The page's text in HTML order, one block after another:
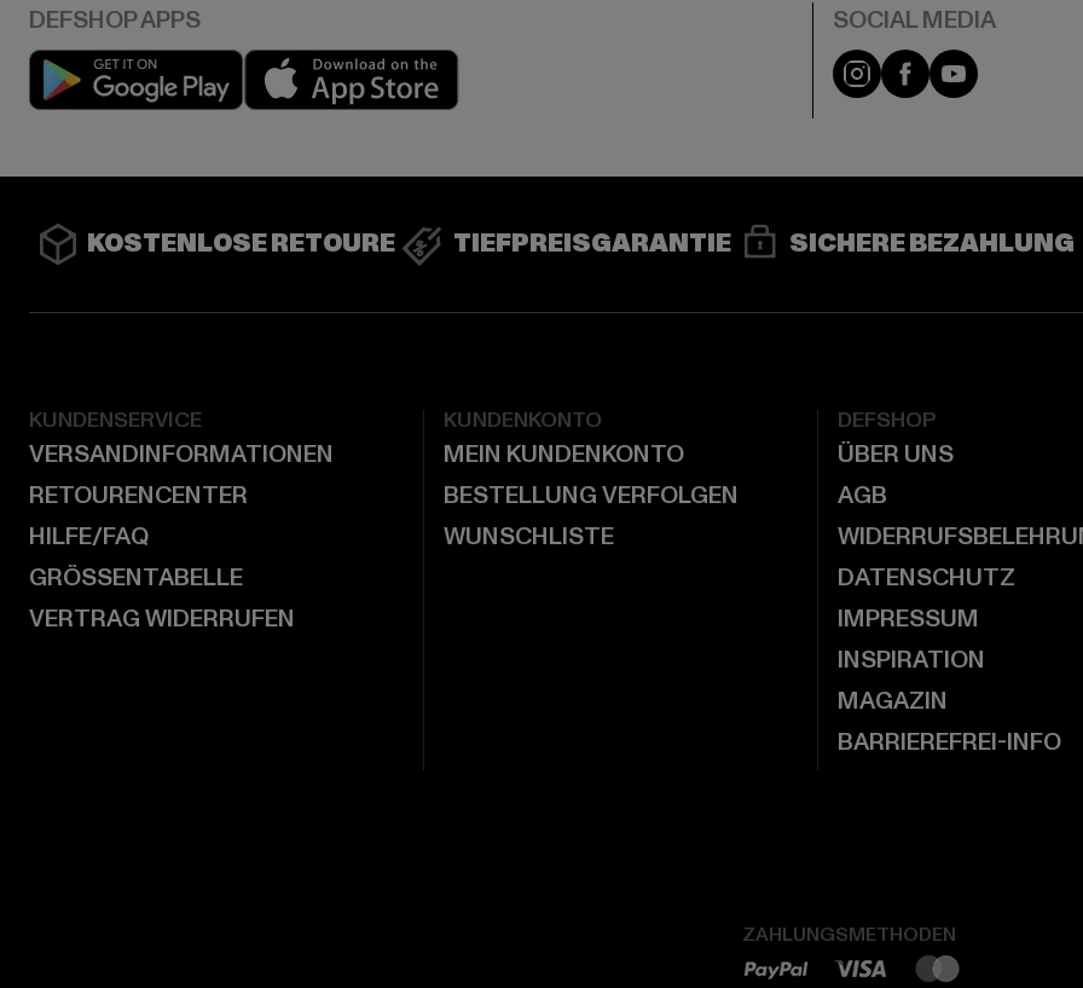
Play market Instagram
FacebookYouTube
KOSTENLOSE RETOURE TIEFPREISGARANTIE SICHERE BEZAHLUNG
KUNDENSERVICE
VERSANDINFORMATIONEN
RETOURENCENTER
HILFE/FAQ
GRÖSSENTABELLE
VERTRAG WIDERRUFEN
KUNDENKONTO
MEIN KUNDENKONTO
BESTELLUNG VERFOLGEN
WUNSCHLISTE
DEFSHOP
ÜBER UNS
AGB
DATENSCHUTZ
IMPRESSUM
INSPIRATION
MAGAZIN
BARRIEREFREI-INFO
ZAHLUNGSMETHODEN